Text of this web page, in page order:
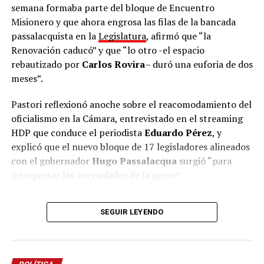
De cara al proceso electoral, el presidente del partido
fue tajante sobre los adversarios locales: “La mona,
aunque se vista de seda, mona queda. Van a ponerse el
nombre que quieran, a cambiarse de nombre, pero
representan lo mismo. Nosotros somos lo opuesto,
responsabilidad de construir una alternativa clara que
represente el cambio”.
La Escuela de Dirigentes continuará con un ciclo de
capacitaciones orientadas a dotar de herramientas a
los futuros concejales, intendentes y equipos de
semana formaba parte del bloque de Encuentro
Misionero y que ahora engrosa las filas de la bancada
passalacquista en laLegislatura, afirmó que “la
Renovación caducó” y que “lo otro -el espacio
rebautizado por Carlos Rovira– duró una euforia de dos
meses”.
Pastori reflexionó anoche sobre el reacomodamiento del
oficialismo en la Cámara, entrevistado en el streaming
HDP que conduce el periodistaEduardo Pérez, y
explicó que el nuevo bloque de 17 legisladores alineados
con el gobernadorHugo Passalacquasurgió “para
interpretar las necesidades de la gente”.
“La política tiene la responsabilidad de interpretar la
necesidad de la gente y transformarla en soluciones”,
pierde esa capacidad de interpretar lo que necesita la
gente, la única obligación que tiene es cambiar de
SEGUIR LEYENDO